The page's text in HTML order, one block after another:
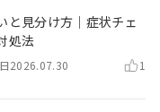
と見分け方｜症状チェ
処法
2026.07.30 1